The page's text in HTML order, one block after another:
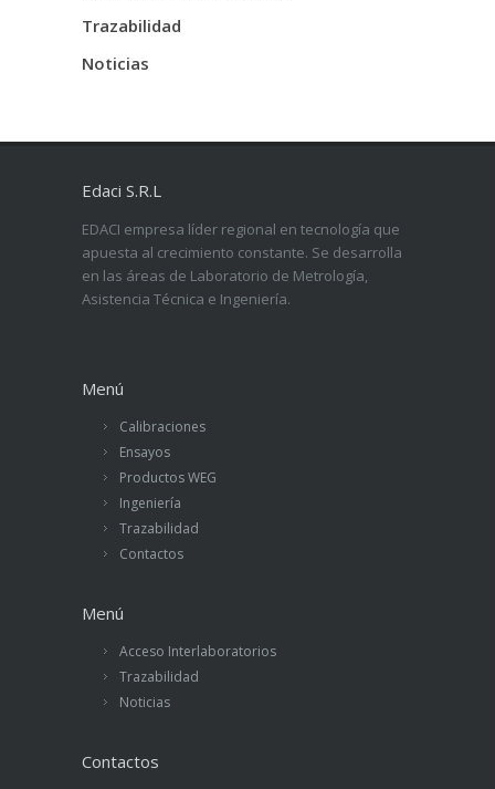
Trazabilidad
Noticias
Edaci S.R.L
EDACI empresa líder regional en tecnología que
apuesta al crecimiento constante. Se desarrolla
en las áreas de Laboratorio de Metrología,
Asistencia Técnica e Ingeniería.
Menú
Calibraciones
Ensayos
Productos WEG
Ingeniería
Trazabilidad
Contactos
Menú
Acceso Interlaboratorios
Trazabilidad
Noticias
Contactos